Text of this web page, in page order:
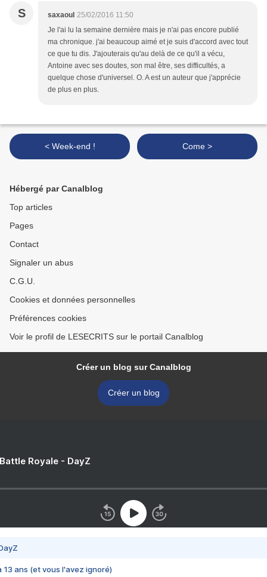
S saxaoul 25/02/2016 11:50
Je l'ai lu la semaine dernière mais je n'ai pas encore publié
ma chronique. j'ai beaucoup aimé et je suis d'accord avec tout
ce que tu dis. J'ajouterais qu'au delà de ce qu'il a vécu,
Antoine avec ses doutes, son mal être, ses difficultés, a
quelque chose d'universel. O. A est un auteur que j'apprécie
de plus en plus.
< Week-end ! Come >
Hébergé par Canalblog
Top articles
Pages
Contact
Signaler un abus
C.G.U.
Cookies et données personnelles
Préférences cookies
Voir le profil de LESECRITS sur le portail Canalblog
Créer un blog sur Canalblog
Créer un blog
Royale - DayZ
13 ans (et vous l'avez ignoré)